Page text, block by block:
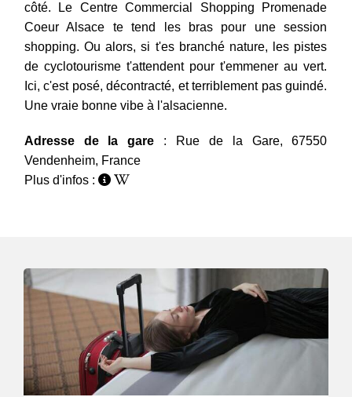
côté. Le Centre Commercial Shopping Promenade
Coeur Alsace te tend les bras pour une session
shopping. Ou alors, si t'es branché nature, les pistes
de cyclotourisme t'attendent pour t'emmener au vert.
Ici, c'est posé, décontracté, et terriblement pas guindé.
Une vraie bonne vibe à l'alsacienne.
Adresse de la gare : Rue de la Gare, 67550
Vendenheim, France
Plus d'infos :